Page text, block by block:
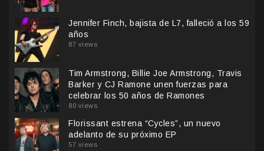
Jennifer Finch, bajista de L7, falleció a los 59
años
87 views
Tim Armstrong, Billie Joe Armstrong, Travis
Barker y CJ Ramone unen fuerzas para
celebrar los 50 años de Ramones
80 views
Florissant estrena “Cycles”, un nuevo
adelanto de su próximo EP
57 views